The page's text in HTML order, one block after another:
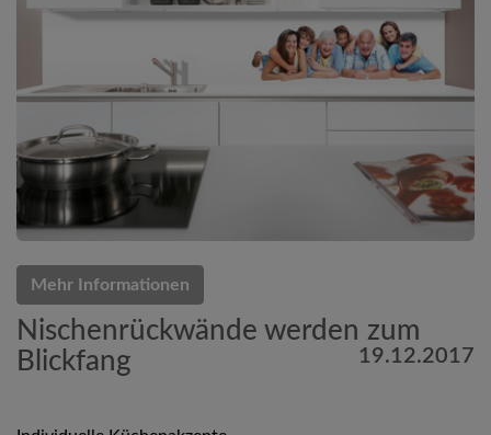
Mehr Informationen
Nischenrückwände werden zum
Blickfang
19.12.2017